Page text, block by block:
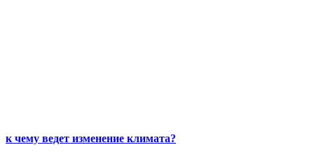
к чему ведет изменение климата?